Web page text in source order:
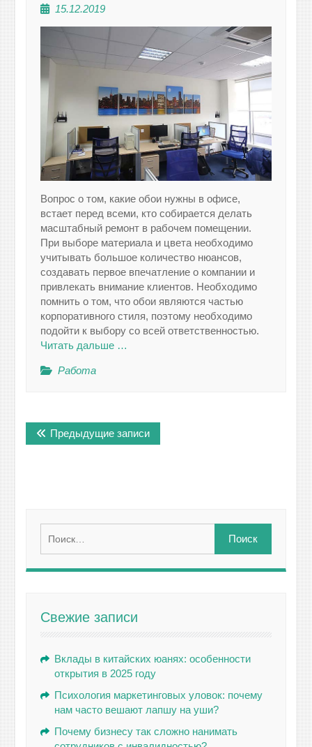
15.12.2019
Вопрос о том, какие обои нужны в офисе,
встает перед всеми, кто собирается делать
масштабный ремонт в рабочем помещении.
При выборе материала и цвета необходимо
учитывать большое количество нюансов,
создавать первое впечатление о компании и
привлекать внимание клиентов. Необходимо
помнить о том, что обои являются частью
корпоративного стиля, поэтому необходимо
подойти к выбору со всей ответственностью.
Читать дальше …
Работа
по
Предыдущие записи
Свежие записи
Вклады в китайских юанях: особенности
открытия в 2025 году
Психология маркетинговых уловок: почему
нам часто вешают лапшу на уши?
Почему бизнесу так сложно нанимать